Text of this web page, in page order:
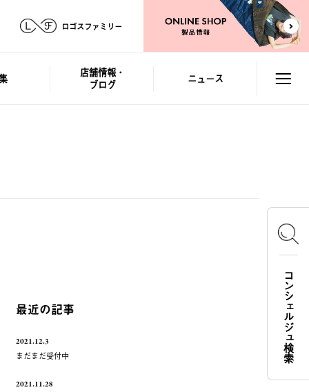
ロゴスファミリー
店舗情報・
ブログ
ニュース
最近の記事
2021.12.3
まだまだ受付中
2021.11.28
コンシェルジュ検索